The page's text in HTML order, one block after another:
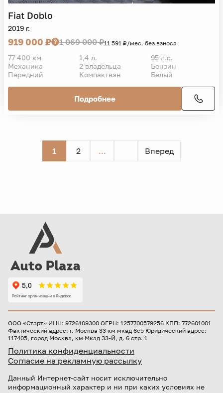
Fiat Doblo
2019 г.
919 000 ₽ 1 069 000 ₽11 591 ₽/мес. без взноса
77 400 км 1,4 л.
95 л.с.
Механика
2 владельца
Бензин
Передний
Компактвэн Белый
Подробнее
1 2 ... Вперед
ООО «Старт» ИНН: 9726109300 ОГРН: 1257700579256 КПП: 772601001
Фактический адрес: г. Москва 33 км мкад 6с5 Юридический адрес:
117405, город Москва, км Мкад 33-Й, д. 6 стр. 1
Политика конфиденциальности
Согласие на рекламную рассылку
Данный Интернет-сайт носит исключительно
информационный характер и ни при каких условиях не